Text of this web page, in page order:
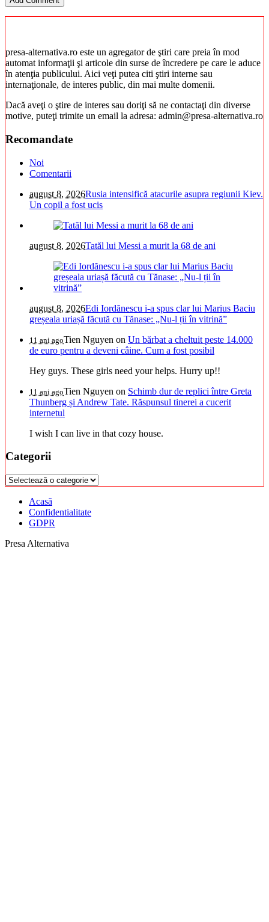
presa-alternativa.ro este un agregator de ştiri care preia în mod
automat informaţii şi articole din surse de încredere pe care le aduce
în atenţia publicului. Aici veţi putea citi ştiri interne sau
internaţionale, de interes public, din mai multe domenii.
Dacă aveţi o ştire de interes sau doriţi să ne contactaţi din diverse
motive, puteţi trimite un email la adresa: admin@presa-alternativa.ro
Recomandate
Noi
Comentarii
august 8, 2026Rusia intensifică atacurile asupra regiunii Kiev.
Un copil a fost ucis
august 8, 2026Tatăl lui Messi a murit la 68 de ani
august 8, 2026Edi Iordănescu i-a spus clar lui Marius Baciu
greșeala uriașă făcută cu Tănase: „Nu-l ții în vitrină”
11 ani agoTien Nguyen on Un bărbat a cheltuit peste 14.000
de euro pentru a deveni câine. Cum a fost posibil
Hey guys. These girls need your helps. Hurry up!!
11 ani agoTien Nguyen on Schimb dur de replici între Greta
Thunberg și Andrew Tate. Răspunsul tinerei a cucerit
internetul
I wish I can live in that cozy house.
Categorii
Categorii
Acasă
Confidentialitate
GDPR
Presa Alternativa